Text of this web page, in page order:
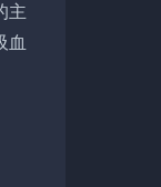
主
血